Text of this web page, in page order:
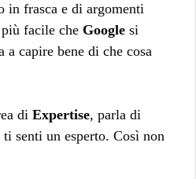
in frasca e di argomenti
facile che Google si
a capire bene di che cosa
di Expertise, parla di
senti un esperto. Così non